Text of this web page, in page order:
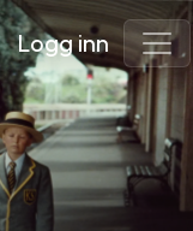
Logg inn